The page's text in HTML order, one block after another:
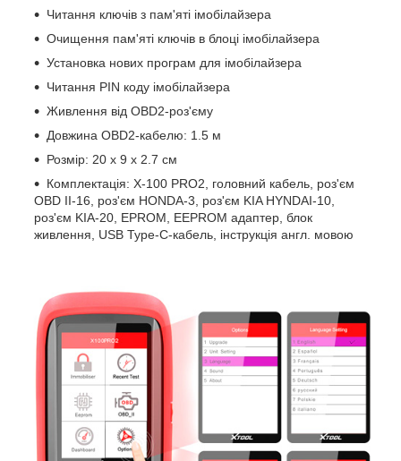
Читання ключів з пам'яті імобілайзера
Очищення пам'яті ключів в блоці імобілайзера
Установка нових програм для імобілайзера
Читання PIN коду імобілайзера
Живлення від OBD2-роз'єму
Довжина OBD2-кабелю: 1.5 м
Розмір: 20 х 9 х 2.7 см
Комплектація: X-100 PRO2, головний кабель, роз'єм
OBD II-16, роз'єм HONDA-3, роз'єм KIA HYNDAI-10,
роз'єм KIA-20, EPROM, EEPROM адаптер, блок
живлення, USB Type-C-кабель, інструкція англ. мовою